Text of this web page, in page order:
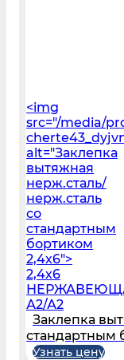
<img
src="/media/
alt="Заклепка
вытяжная
нерж.сталь/
нерж.сталь
со
стандартным
бортиком
2,4х6">
2,4х6
А2/А2
Заклепка
стандартным
Узнать цену